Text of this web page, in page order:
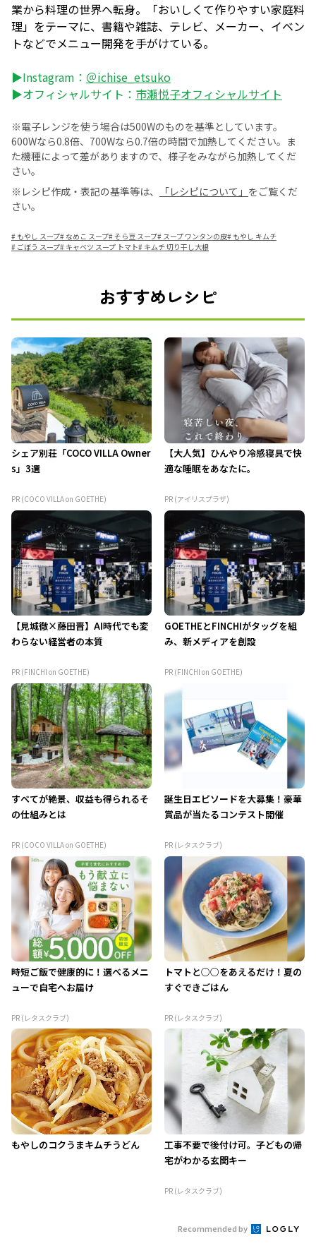
業から料理の世界へ転身。「おいしくて作りやすい家庭料
理」をテーマに、書籍や雑誌、テレビ、メーカー、イベン
トなどでメニュー開発を手がけている。
▶Instagram： ＠ichise_etsuko
▶オフィシャルサイト： 市瀬悦子オフィシャルサイト
※電子レンジを使う場合は500Wのものを基準としています。
600Wなら0.8倍、700Wなら0.7倍の時間で加熱してください。ま
た機種によって差がありますので、様子をみながら加熱してくだ
さい。
※レシピ作成・表記の基準等は、
「レシピについて」 をご覧くだ
さい。
# もやし スープ# なめこ スープ#そら豆 スープ# スープ ワンタンの皮# もやし キムチ
# ごぼう スープ# キャベツ スープ トマト# キムチ 切り干し大根
おすすめレシピ
シェア別荘「COCO VILLA Owner
s」3選
PR (COCO VILLA on GOETHE)
【大人気】ひんやり冷感寝具で快
適な睡眠をあなたに。
PR (アイリスプラザ)
【見城徹×藤田晋】AI時代でも変
わらない経営者の本質
PR (FINCHI on GOETHE)
GOETHEとFINCHIがタッグを組
み、新メディアを創設
PR (FINCHI on GOETHE)
すべてが絶景、収益も得られるそ
の仕組みとは
PR (COCO VILLA on GOETHE)
誕生日エピソードを大募集！豪華
賞品が当たるコンテスト開催
PR (レタスクラブ)
時短ご飯で健康的に！選べるメニ
ューで自宅へお届け
PR (レタスクラブ)
トマトと○○をあえるだけ！夏の
すぐできごはん
PR (レタスクラブ)
もやしのコクうまキムチうどん
工事不要で後付け可。子どもの帰
宅がわかる玄関キー
PR (レタスクラブ)
Recommended by